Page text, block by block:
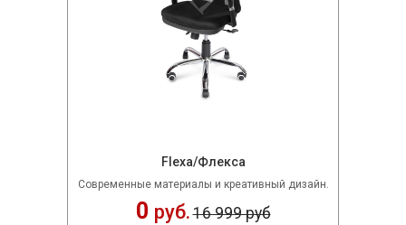
Flexa/Флекса
Современные материалы и креативный дизайн.
0 руб.16 999 руб